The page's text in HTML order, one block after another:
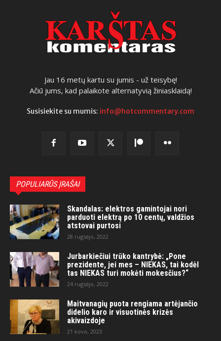
Jau 16 metų kartu su jumis - už teisybę!
Ačiū jums, kad palaikote alternatyvią žiniasklaidą!
Susisiekite su mumis: info@hotcommentary.com
POPULIARŪS ĮRAŠAI
Skandalas: elektros gamintojai nori
parduoti elektrą po 10 centų, valdžios
atstovai purtosi
28 rugsėjo, 2022
Jurbarkiečiui trūko kantrybė: „Pone
prezidente, jei mes – NIEKAS, tai kodėl
tas NIEKAS turi mokėti mokesčius?“
24 rugsėjo, 2022
Maitvanagių puota rengiama artėjančio
didelio karo ir visuotinės krizės
akivaizdoje
21 kovo, 2023